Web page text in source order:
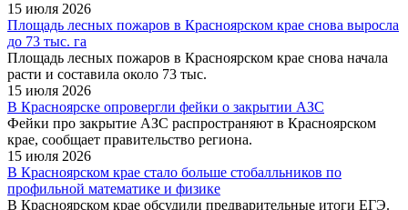
15 июля 2026
Площадь лесных пожаров в Красноярском крае снова выросла
до 73 тыс. га
Площадь лесных пожаров в Красноярском крае снова начала
расти и составила около 73 тыс.
15 июля 2026
В Красноярске опровергли фейки о закрытии АЗС
Фейки про закрытие АЗС распространяют в Красноярском
крае, сообщает правительство региона.
15 июля 2026
В Красноярском крае стало больше стобалльников по
профильной математике и физике
В Красноярском крае обсудили предварительные итоги ЕГЭ.